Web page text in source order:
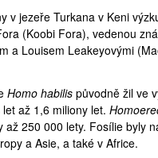
v jezeře Turkana v Keni
(Koobi Fora), vedenou
a Louisem Leakeyovými
Homo habilis původně žil ve
až 1,6 miliony let. Homo
až 250 000 lety. Fosílie byly
a Asie, a také v Africe.